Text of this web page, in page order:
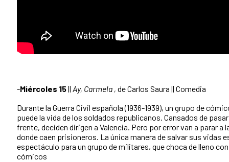
-Miércoles 15|| Ay, Carmela , de Carlos Saura || Comedia
Durante la Guerra Civil española (1936-1939), un grupo de
puede la vida de los soldados republicanos. Cansados de
frente, deciden dirigen a Valencia. Pero por error van a parar a
donde caen prisioneros. La única manera de salvar sus vidas
espectáculo para un grupo de militares, que choca de lleno
cómicos